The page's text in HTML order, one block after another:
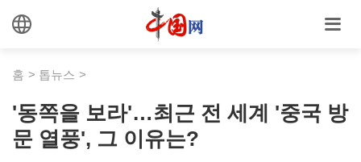
홈 > 톱뉴스 >
'동쪽을 보라'…최근 전 세계 '중국 방
문 열풍', 그 이유는?